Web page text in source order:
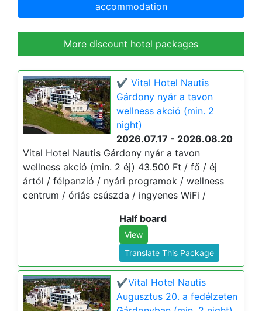
accommodation
More discount hotel packages
✔️ Vital Hotel Nautis
Gárdony nyár a tavon
wellness akció (min. 2
night)
2026.07.17 - 2026.08.20
Vital Hotel Nautis Gárdony nyár a tavon
wellness akció (min. 2 éj) 43.500 Ft / fő / éj
ártól / félpanzió / nyári programok / wellness
centrum / óriás csúszda / ingyenes WiFi /
Half board
View
Translate This Package
✔️Vital Hotel Nautis
Augusztus 20. a fedélzeten